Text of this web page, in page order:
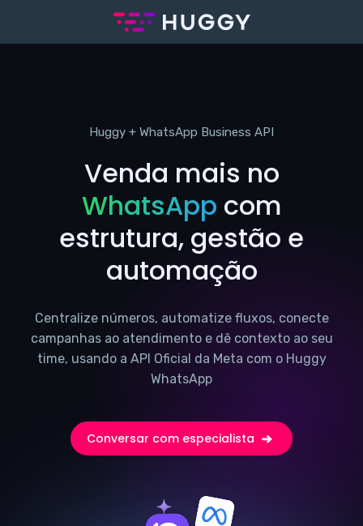
Huggy + WhatsApp Business API
Venda mais no
WhatsApp com
estrutura, gestão e
automação
Centralize números, automatize fluxos, conecte
campanhas ao atendimento e dê contexto ao seu
time, usando a API Oficial da Meta com o Huggy
WhatsApp
Conversar com especialista